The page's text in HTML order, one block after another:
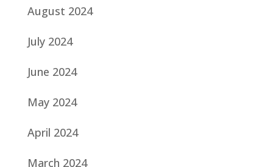
August 2024
July 2024
June 2024
May 2024
April 2024
March 2024